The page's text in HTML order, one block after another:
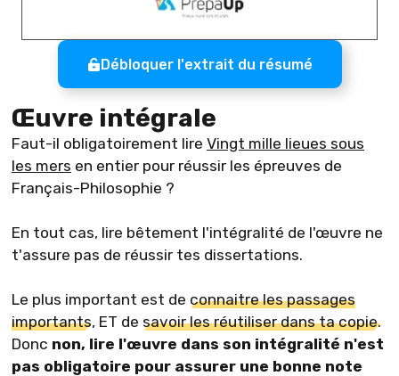
Débloquer l'extrait du résumé
Œuvre intégrale
Faut-il obligatoirement lire Vingt mille lieues sous
les mers en entier pour réussir les épreuves de
Français-Philosophie ?
En tout cas, lire bêtement l'intégralité de l'œuvre ne
t'assure pas de réussir tes dissertations.
Le plus important est de connaitre les passages
importants, ET de savoir les réutiliser dans ta copie.
Donc non, lire l'œuvre dans son intégralité n'est
pas obligatoire pour assurer une bonne note